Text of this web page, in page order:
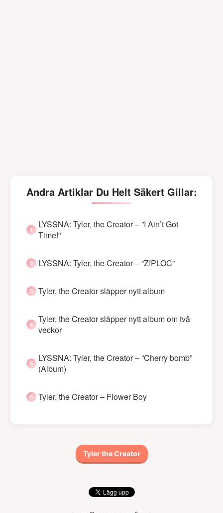
Andra Artiklar Du Helt Säkert Gillar:
LYSSNA: Tyler, the Creator – ”I Ain’t Got
Time!”
LYSSNA: Tyler, the Creator – ”ZIPLOC”
Tyler, the Creator släpper nytt album
Tyler, the Creator släpper nytt album om två
veckor
LYSSNA: Tyler, the Creator – ”Cherry bomb”
(Album)
Tyler, the Creator – Flower Boy
Tyler the Creator